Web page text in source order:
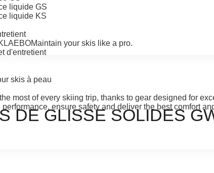
liquide GS
liquide KS
Maintain your skis like a pro.
d'entretient
skis à peau
most of every skiing trip, thanks to gear designed for
ensure safety and deliver the best comfort
DE GLISSE SOLIDES